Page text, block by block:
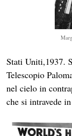
Stati Uniti,1937.
Telescopio
nel cielo in
che si intravede